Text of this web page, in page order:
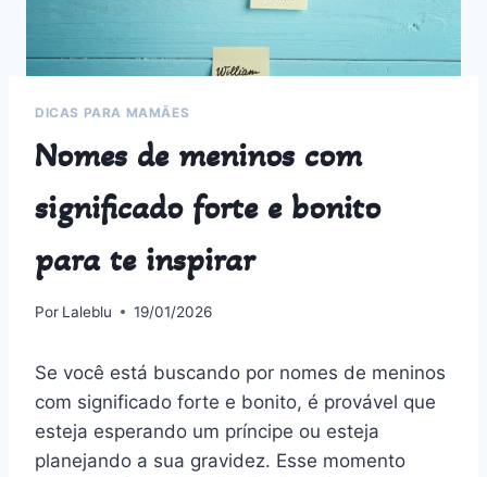
DICAS PARA MAMÃES
Nomes de meninos com
significado forte e bonito
para te inspirar
Por Laleblu 19/01/2026
Se você está buscando por nomes de meninos
com significado forte e bonito, é provável que
esteja esperando um príncipe ou esteja
planejando a sua gravidez. Esse momento